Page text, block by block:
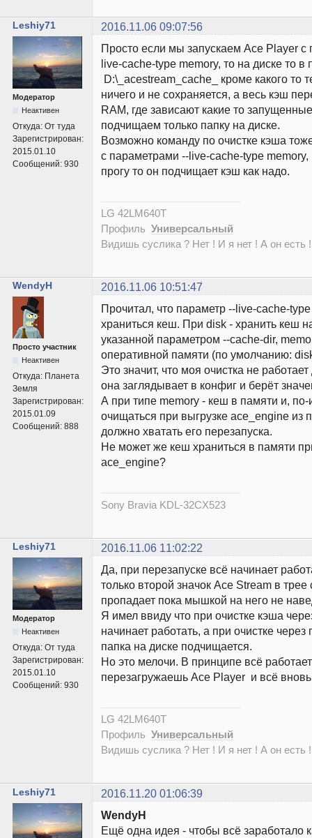
Leshiy71 2016.11.06 09:07:56
Модератор
Неактивен
Откуда: От туда
Зарегистрирован:
2015.01.10
Сообщений: 930
Просто если мы запускаем Ace Player
live-cache-type memory, то на диске то в
D:\_acestream_cache_ кроме какого то
ничего и не сохраняется, а весь кэш
RAM, где зависают какие то
подчищаем только папку на диске.
Возможно команду по очистке кэша
с параметрами --live-cache-type memory,
прогу то он подчищает кэш как надо.
LG 42LM640T
Профиль Универсальный
Видишь суслика ? Нет ! И я нет ! А он есть
WendyH 2016.11.06 10:51:47
Просто участник
Неактивен
Откуда: Планета
Земля
Зарегистрирован:
2015.01.09
Сообщений: 888
Прочитал, что параметр --live-cache-
храниться кеш. При disk - хранить кеш
указанной параметром --cache-dir,
оперативной памяти (по умолчанию:
Это значит, что моя очистка не
она заглядывает в конфиг и берёт
А при типе memory - кеш в памяти и,
очищаться при выгрузке ace_engine из
должно хватать его перезапуска.
Не может же кеш храниться в памяти
ace_engine?
Sony Bravia KDL-32CX523
Leshiy71 2016.11.06 11:02:22
Модератор
Неактивен
Откуда: От туда
Зарегистрирован:
2015.01.10
Сообщений: 930
Да, при перезапуске всё начинает
только второй значок Ace Stream в
пропадает пока мышкой на него не
Я имел ввиду что при очистке кэша
начинает работать, а при очистке через
папка на диске подчищается.
Но это мелочи. В принципе всё
перезагружаешь Ace Player и всё вновь
LG 42LM640T
Профиль Универсальный
Видишь суслика ? Нет ! И я нет ! А он есть
Leshiy71 2016.11.20 01:06:39
WendyH
Ещё одна идея - чтобы всё заработало